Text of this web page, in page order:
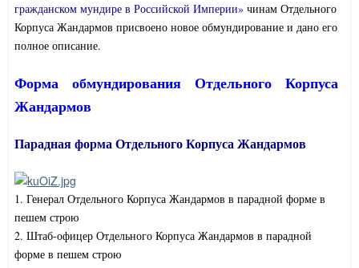
гражданском мундире в Российской Империи» чинам Отдельного
Корпуса Жандармов присвоено новое обмундирование и дано его
полное описание.
Форма обмундирования Отдельного Корпуса
Жандармов
Парадная форма Отдельного Корпуса Жандармов
1. Генерал Отдельного Корпуса Жандармов в парадной форме в
пешем строю
2. Штаб-офицер Отдельного Корпуса Жандармов в парадной
форме в пешем строю